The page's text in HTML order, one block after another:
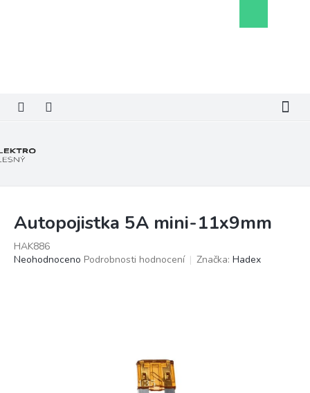
košík
Autopojistka 5A mini-11x9mm
HAK886
Průměrné
Neohodnoceno Podrobnosti hodnocení Značka: Hadex